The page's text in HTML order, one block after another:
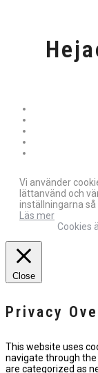
Vi använder
lättanvänd och
inställningarna så
Läs mer
Cookies
Close
Privacy
This website uses
navigate through
are categorized as